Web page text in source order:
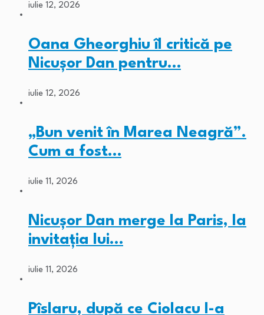
iulie 12, 2026
Oana Gheorghiu îl critică pe
Nicușor Dan pentru…
iulie 12, 2026
„Bun venit în Marea Neagră”.
Cum a fost…
iulie 11, 2026
Nicușor Dan merge la Paris, la
invitația lui…
iulie 11, 2026
Pîslaru, după ce Ciolacu l-a